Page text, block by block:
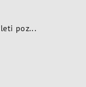
poz...